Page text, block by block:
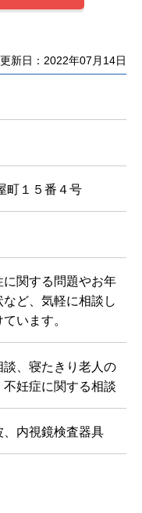
更新日：2022年07月14日
町１５番４号
関する問題やお年
ど、気軽に相談し
います。
、寝たきり老人の
妊症に関する相談
、内視鏡検査器具